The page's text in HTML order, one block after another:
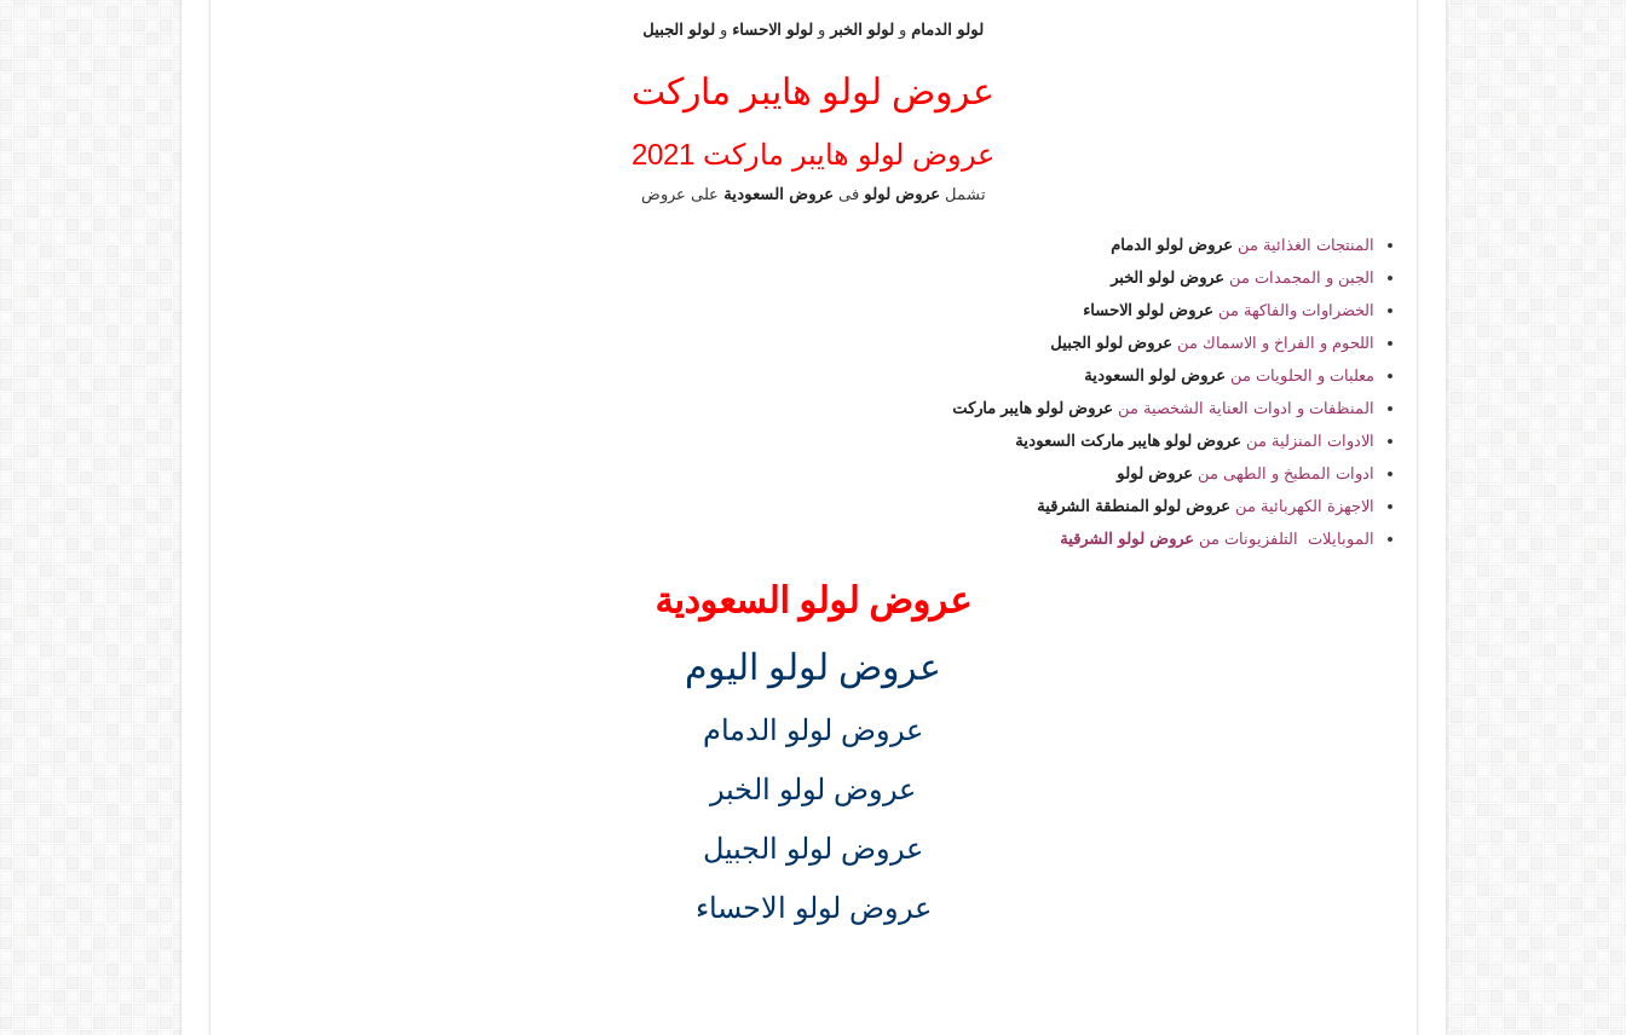
لولو الدمام و لولو الخبر و لولو الاحساء و لولو الجبيل
عروض لولو هايبر ماركت
عروض لولو هايبر ماركت 2021
تشمل عروض لولو فى عروض السعودية على عروض
المنتجات الغذائية من عروض لولو الدمام
الجبن و المجمدات من عروض لولو الخبر
الخضراوات والفاكهة من عروض لولو الاحساء
اللحوم و الفراخ و الاسماك من عروض لولو الجبيل
معلبات و الحلويات من عروض لولو السعودية
المنظفات و ادوات العناية الشخصية من عروض لولو هايبر ماركت
الادوات المنزلية من عروض لولو هايبر ماركت السعودية
ادوات المطبخ و الطهى من عروض لولو
الاجهزة الكهربائية من عروض لولو المنطقة الشرقية
الموبايلات التلفزيونات من عروض لولو الشرقية
عروض لولو السعودية
عروض لولو اليوم
عروض لولو الدمام
عروض لولو الخبر
عروض لولو الجبيل
عروض لولو الاحساء